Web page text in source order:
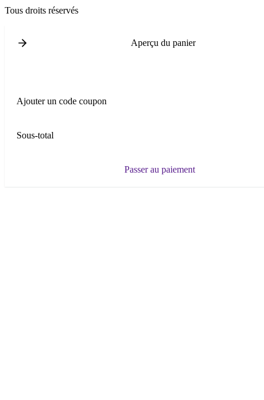
Tous droits réservés
Aperçu du panier
Ajouter un code coupon
Sous-total
Passer au paiement